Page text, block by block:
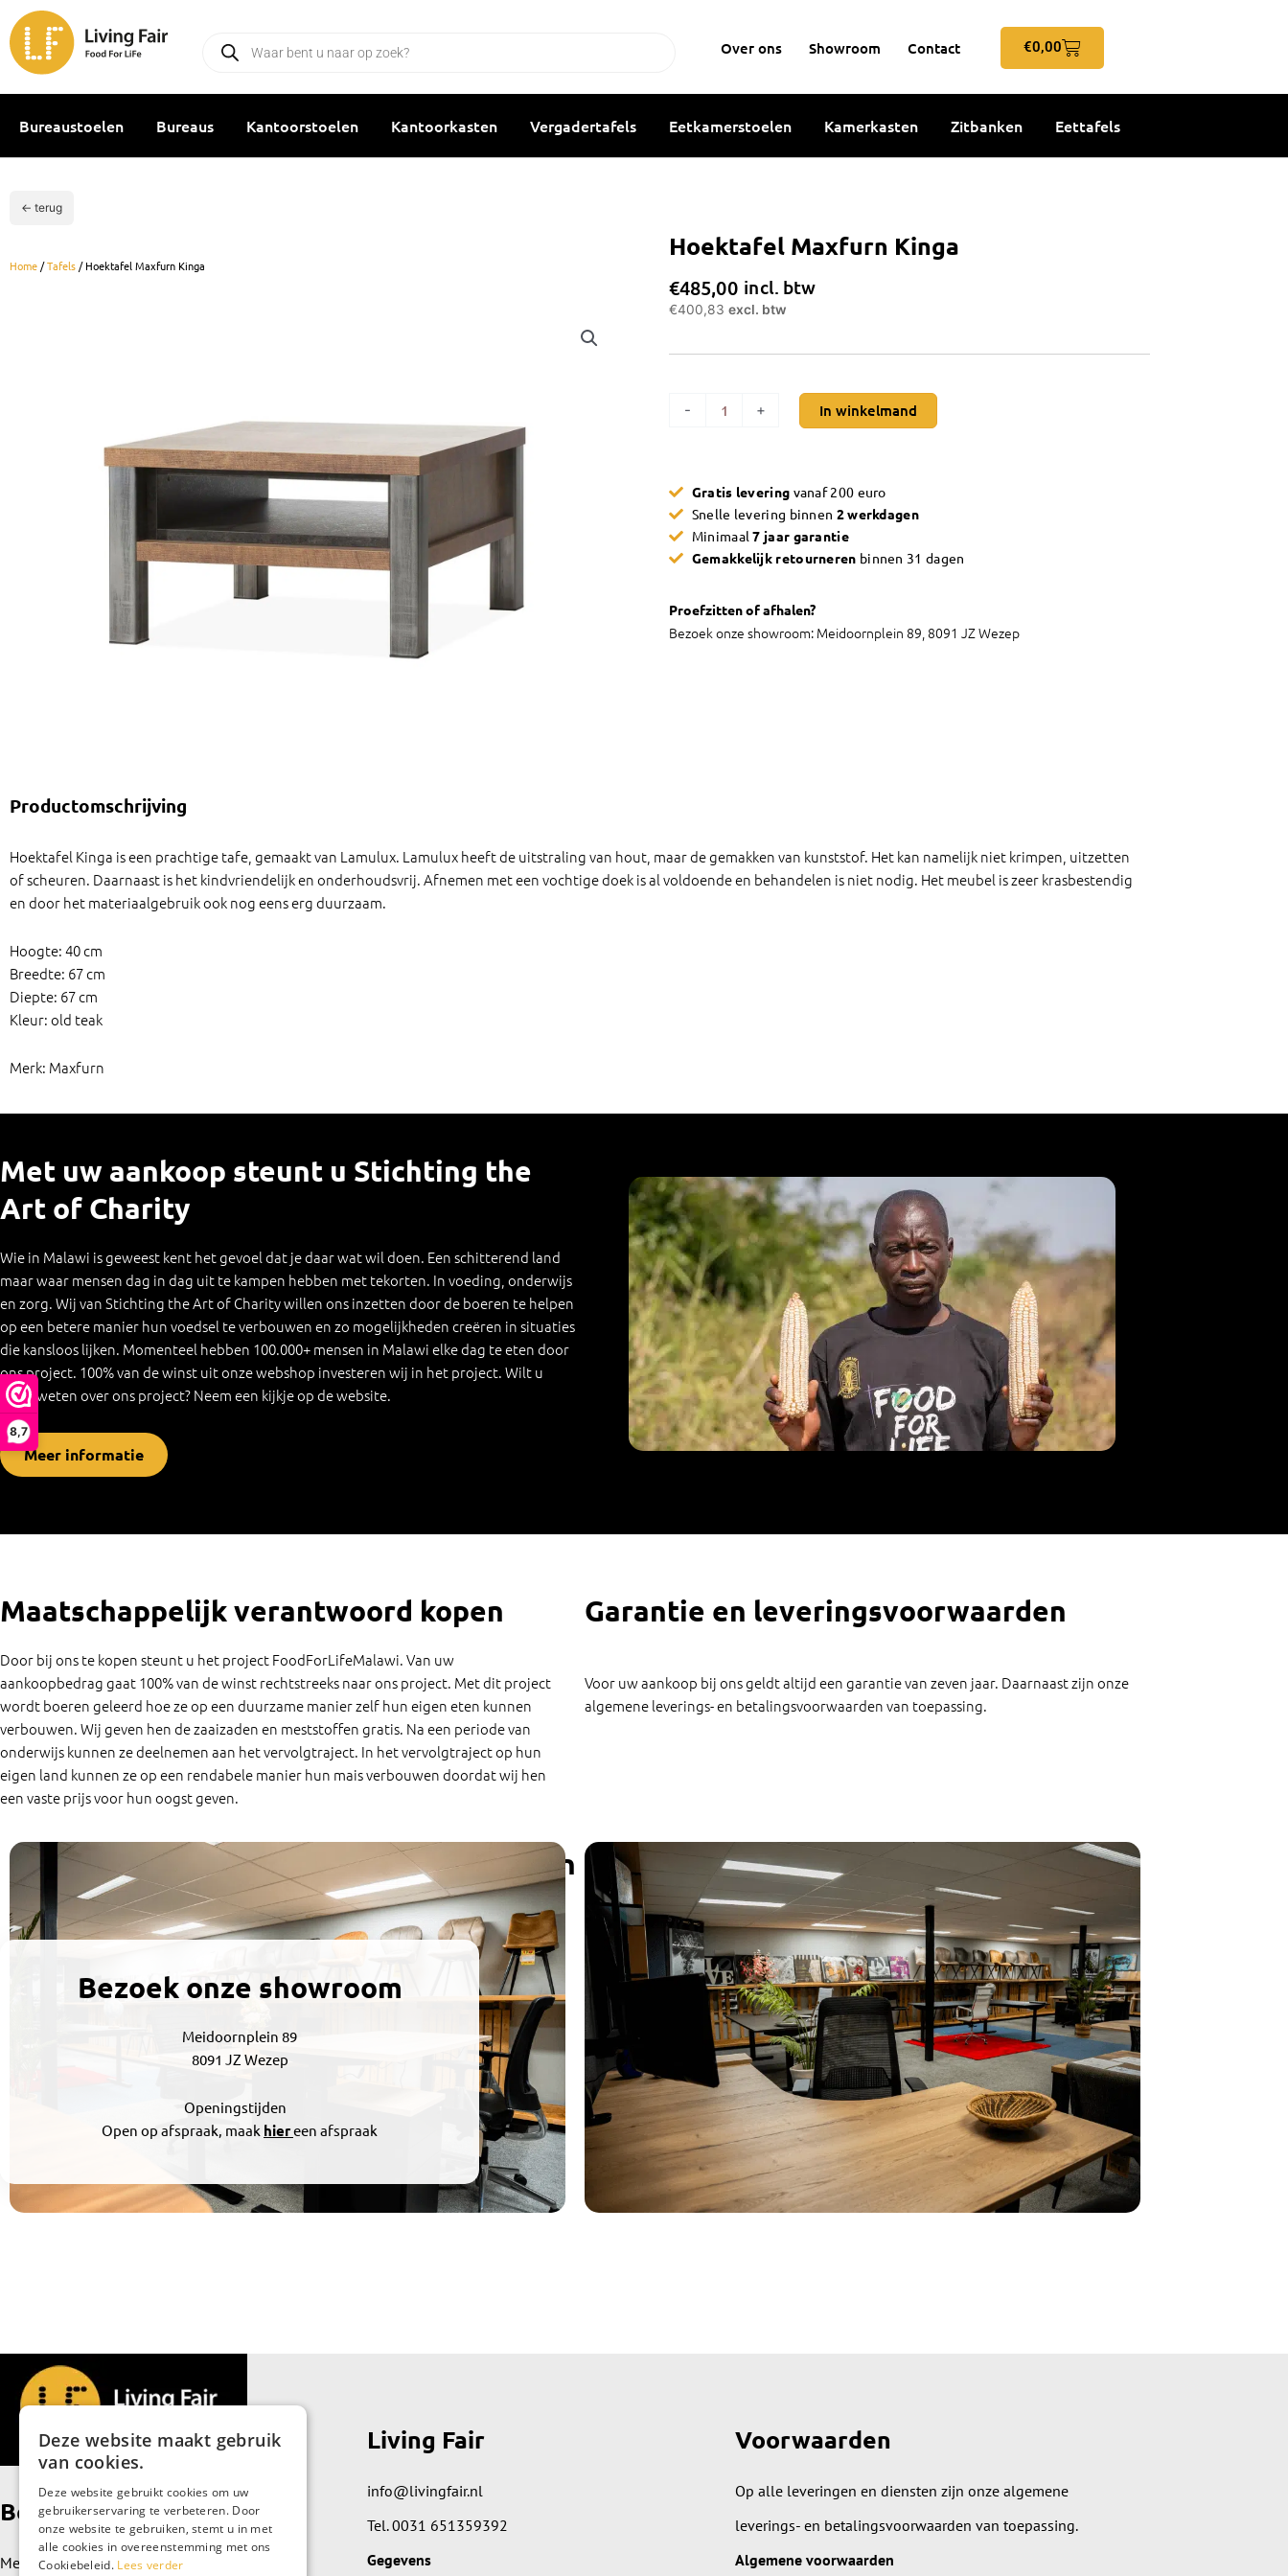
8,7
naar
de
inhoud
zoeken Over ons Showroom Contact €0,00Winkelwagen
Bureaustoelen Bureaus Kantoorstoelen Kantoorkasten Vergadertafels Eetkamerstoelen Kamerkasten Zitbanken Eettafels
← terug
Home/Tafels/ Hoektafel Maxfurn Kinga
Hoektafel Maxfurn Kinga
€485,00 incl. btw
€400,83 excl. btw
-
Hoektafel
+ In winkelmand
Gratis levering vanaf 200 euro
Snelle levering binnen 2 werkdagen
Minimaal7 jaar garantie
Gemakkelijk retourneren binnen 31 dagen
Proefzitten of afhalen?
Bezoek onze showroom: Meidoornplein 89, 8091 JZ Wezep
Productomschrijving
Hoektafel Kinga is een prachtige tafe, gemaakt van Lamulux. Lamulux heeft de uitstraling van hout, maar de gemakken van kunststof. Het kan namelijk niet krimpen, uitzetten
of scheuren. Daarnaast is het kindvriendelijk en onderhoudsvrij. Afnemen met een vochtige doek is al voldoende en behandelen is niet nodig. Het meubel is zeer krasbestendig
en door het materiaalgebruik ook nog eens erg duurzaam.
Hoogte: 40 cm
Breedte: 67 cm
Diepte: 67 cm
Kleur: old teak
Merk: Maxfurn
Met uw aankoop steunt u Stichting the
Art of Charity
Wie in Malawi is geweest kent het gevoel dat je daar wat wil doen. Een schitterend land
maar waar mensen dag in dag uit te kampen hebben met tekorten. In voeding, onderwijs
en zorg. Wij van Stichting the Art of Charity willen ons inzetten door de boeren te helpen
op een betere manier hun voedsel te verbouwen en zo mogelijkheden creëren in situaties
die kansloos lijken. Momenteel hebben 100.000+ mensen in Malawi elke dag te eten door
ons project. 100% van de winst uit onze webshop investeren wij in het project. Wilt u
meer weten over ons project? Neem een kijkje op de website.
Meer informatie
Maatschappelijk verantwoord kopen
Door bij ons te kopen steunt u het project FoodForLifeMalawi. Van uw
aankoopbedrag gaat 100% van de winst rechtstreeks naar ons project. Met dit project
wordt boeren geleerd hoe ze op een duurzame manier zelf hun eigen eten kunnen
verbouwen. Wij geven hen de zaaizaden en meststoffen gratis. Na een periode van
onderwijs kunnen ze deelnemen aan het vervolgtraject. In het vervolgtraject op hun
eigen land kunnen ze op een rendabele manier hun mais verbouwen doordat wij hen
een vaste prijs voor hun oogst geven.
Garantie en leveringsvoorwaarden
Voor uw aankoop bij ons geldt altijd een garantie van zeven jaar. Daarnaast zijn onze
algemene leverings- en betalingsvoorwaarden van toepassing.
Wilt u komen proefzitten?
Bezoek onze showroom
Meidoornplein 89
8091 JZ Wezep
Openingstijden
Open op afspraak, maak hiereen afspraak
Bezoek de showroom
Meidoornplein 89
Living Fair
info@livingfair.nl
Tel.0031 651359392
Gegevens
Voorwaarden
Op alle leveringen en diensten zijn onze algemene
leverings- en betalingsvoorwaarden van toepassing.
Algemene voorwaarden
Deze website maakt gebruik
van cookies.
Deze website gebruikt cookies om uw
gebruikerservaring te verbeteren. Door
onze website te gebruiken, stemt u in met
alle cookies in overeenstemming met ons
Cookiebeleid. Lees verder